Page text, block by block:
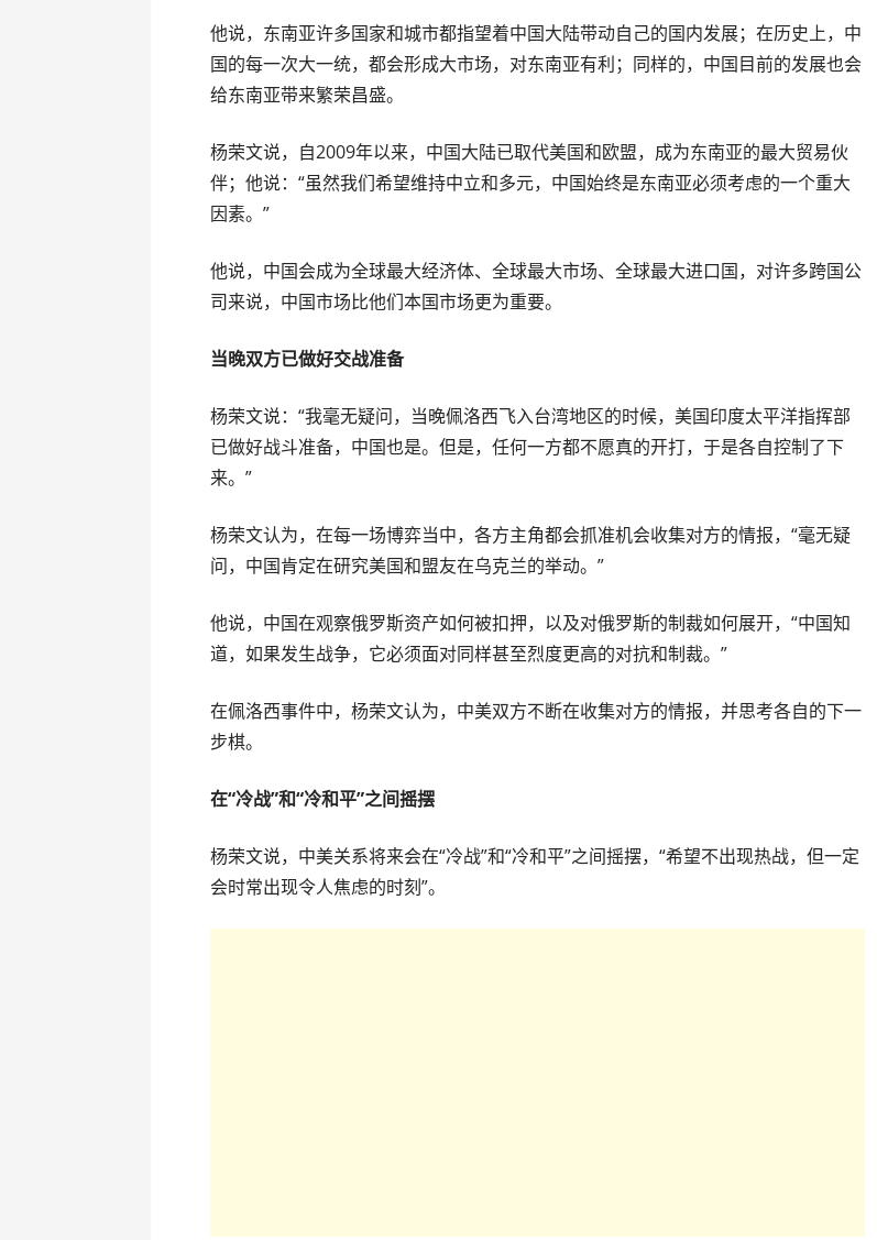
他说，东南亚许多国家和城市都指望着中国大陆带动自己的国内发展；在历史上，中
国的每一次大一统，都会形成大市场，对东南亚有利；同样的，中国目前的发展也会
给东南亚带来繁荣昌盛。
杨荣文说，自2009年以来，中国大陆已取代美国和欧盟，成为东南亚的最大贸易伙
伴；他说：“虽然我们希望维持中立和多元，中国始终是东南亚必须考虑的一个重大
因素。”
他说，中国会成为全球最大经济体、全球最大市场、全球最大进口国，对许多跨国公
司来说，中国市场比他们本国市场更为重要。
当晚双方已做好交战准备
杨荣文说：“我毫无疑问，当晚佩洛西飞入台湾地区的时候，美国印度太平洋指挥部
已做好战斗准备，中国也是。但是，任何一方都不愿真的开打，于是各自控制了下
来。”
杨荣文认为，在每一场博弈当中，各方主角都会抓准机会收集对方的情报，“毫无疑
问，中国肯定在研究美国和盟友在乌克兰的举动。”
他说，中国在观察俄罗斯资产如何被扣押，以及对俄罗斯的制裁如何展开，“中国知
道，如果发生战争，它必须面对同样甚至烈度更高的对抗和制裁。”
在佩洛西事件中，杨荣文认为，中美双方不断在收集对方的情报，并思考各自的下一
步棋。
在“冷战”和“冷和平”之间摇摆
杨荣文说，中美关系将来会在“冷战”和“冷和平”之间摇摆，“希望不出现热战，但一定
会时常出现令人焦虑的时刻”。